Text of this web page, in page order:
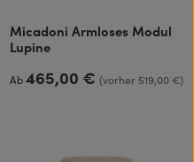
Micadoni Armloses Modul
Lupine
Regulärer Preis:
Ab465,00 €(vorher 519,00 €)